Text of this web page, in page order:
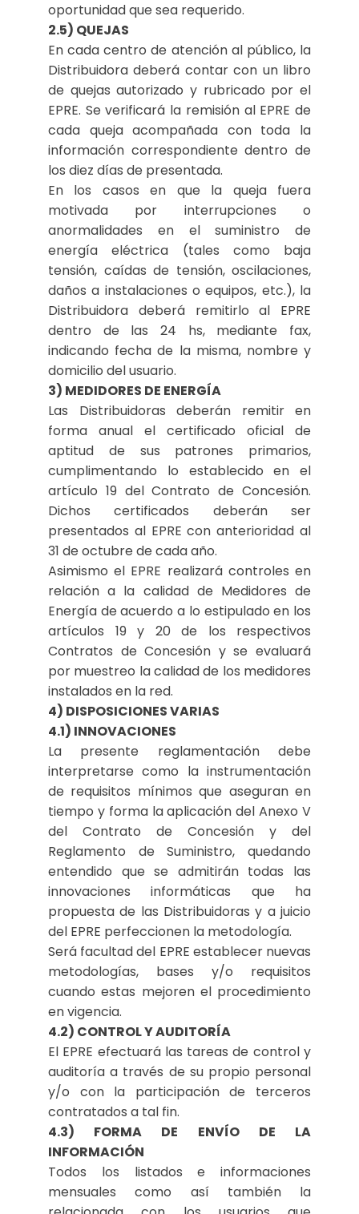
oportunidad que sea requerido.
2.5) QUEJAS
En cada centro de atención al público, la
Distribuidora deberá contar con un libro
de quejas autorizado y rubricado por el
EPRE. Se verificará la remisión al EPRE de
cada queja acompañada con toda la
información correspondiente dentro de
los diez días de presentada.
En los casos en que la queja fuera
motivada por interrupciones o
anormalidades en el suministro de
energía eléctrica (tales como baja
tensión, caídas de tensión, oscilaciones,
daños a instalaciones o equipos, etc.), la
Distribuidora deberá remitirlo al EPRE
dentro de las 24 hs, mediante fax,
indicando fecha de la misma, nombre y
domicilio del usuario.
3) MEDIDORES DE ENERGÍA
Las Distribuidoras deberán remitir en
forma anual el certificado oficial de
aptitud de sus patrones primarios,
cumplimentando lo establecido en el
artículo 19 del Contrato de Concesión.
Dichos certificados deberán ser
presentados al EPRE con anterioridad al
31 de octubre de cada año.
Asimismo el EPRE realizará controles en
relación a la calidad de Medidores de
Energía de acuerdo a lo estipulado en los
artículos 19 y 20 de los respectivos
Contratos de Concesión y se evaluará
por muestreo la calidad de los medidores
instalados en la red.
4) DISPOSICIONES VARIAS
4.1) INNOVACIONES
La presente reglamentación debe
interpretarse como la instrumentación
de requisitos mínimos que aseguran en
tiempo y forma la aplicación del Anexo V
del Contrato de Concesión y del
Reglamento de Suministro, quedando
entendido que se admitirán todas las
innovaciones informáticas que ha
propuesta de las Distribuidoras y a juicio
del EPRE perfeccionen la metodología.
Será facultad del EPRE establecer nuevas
metodologías, bases y/o requisitos
cuando estas mejoren el procedimiento
en vigencia.
4.2) CONTROL Y AUDITORÍA
El EPRE efectuará las tareas de control y
auditoría a través de su propio personal
y/o con la participación de terceros
contratados a tal fin.
4.3) FORMA DE ENVÍO DE LA
INFORMACIÓN
Todos los listados e informaciones
mensuales como así también la